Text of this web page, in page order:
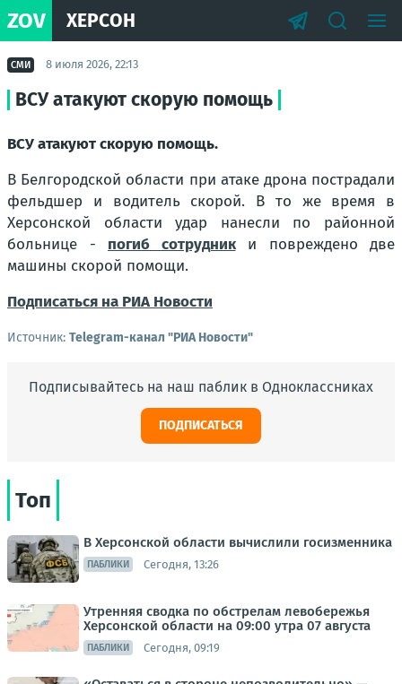
ZOV ХЕРСОН
СМИ 8 июля 2026, 22:13
ВСУ атакуют скорую помощь
ВСУ атакуют скорую помощь.
В Белгородской области при атаке дрона пострадали
фельдшер и водитель скорой. В то же время в
Херсонской области удар нанесли по районной
больнице - погиб сотрудники повреждено две
машины скорой помощи.
Подписаться на РИА Новости
Источник: Telegram-канал "РИА Новости"
Подписывайтесь на наш паблик в Одноклассниках
ПОДПИСАТЬСЯ
Топ
В Херсонской области вычислили госизменника
ПАБЛИКИ Сегодня, 13:26
Утренняя сводка по обстрелам левобережья
Херсонской области на 09:00 утра 07 августа
ПАБЛИКИ Сегодня, 09:19